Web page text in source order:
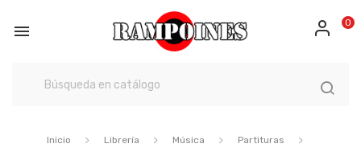
 0
Inicio Librería Música
Partituras